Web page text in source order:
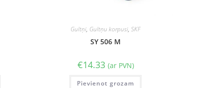
Gultņi, Gultņu korpusi,SKF
SY 506 M
€14.33 (ar PVN)
Pievienot grozam